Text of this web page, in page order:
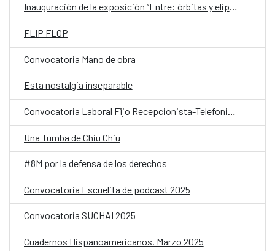
Inauguración de la exposición “Entre: órbitas y elipsis”
FLIP FLOP
Convocatoria Mano de obra
Esta nostalgia inseparable
Convocatoria Laboral Fijo Recepcionista-Telefonista
Una Tumba de Chiu Chiu
#8M por la defensa de los derechos
Convocatoria Escuelita de podcast 2025
Convocatoria SUCHAI 2025
Cuadernos Hispanoamericanos. Marzo 2025